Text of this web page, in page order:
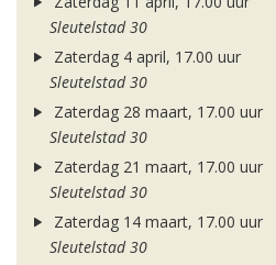
Sleutelstad 30
Zaterdag 4 april, 17.00 uur
Sleutelstad 30
Zaterdag 28 maart, 17.00 uur
Sleutelstad 30
Zaterdag 21 maart, 17.00 uur
Sleutelstad 30
Zaterdag 14 maart, 17.00 uur
Sleutelstad 30